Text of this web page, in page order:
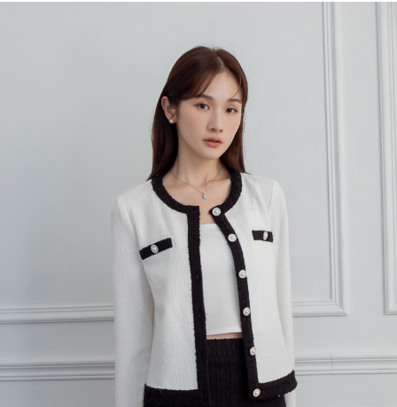
每筆NT$80，滿NT$699(含以上)免運費
每筆NT$120，滿NT$699(含以上)免運費